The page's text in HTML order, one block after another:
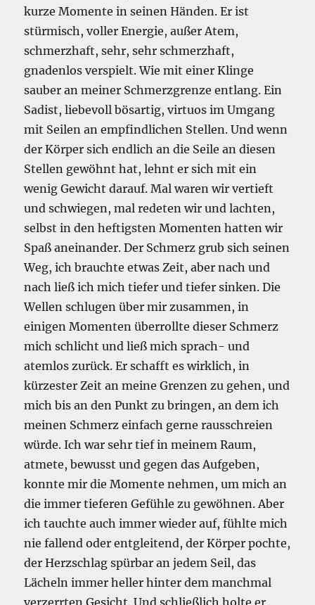
kurze Momente in seinen Händen. Er ist
stürmisch, voller Energie, außer Atem,
schmerzhaft, sehr, sehr schmerzhaft,
gnadenlos verspielt. Wie mit einer Klinge
sauber an meiner Schmerzgrenze entlang. Ein
Sadist, liebevoll bösartig, virtuos im Umgang
mit Seilen an empfindlichen Stellen. Und wenn
der Körper sich endlich an die Seile an diesen
Stellen gewöhnt hat, lehnt er sich mit ein
wenig Gewicht darauf. Mal waren wir vertieft
und schwiegen, mal redeten wir und lachten,
selbst in den heftigsten Momenten hatten wir
Spaß aneinander. Der Schmerz grub sich seinen
Weg, ich brauchte etwas Zeit, aber nach und
nach ließ ich mich tiefer und tiefer sinken. Die
Wellen schlugen über mir zusammen, in
einigen Momenten überrollte dieser Schmerz
mich schlicht und ließ mich sprach- und
atemlos zurück. Er schafft es wirklich, in
kürzester Zeit an meine Grenzen zu gehen, und
mich bis an den Punkt zu bringen, an dem ich
meinen Schmerz einfach gerne rausschreien
würde. Ich war sehr tief in meinem Raum,
atmete, bewusst und gegen das Aufgeben,
konnte mir die Momente nehmen, um mich an
die immer tieferen Gefühle zu gewöhnen. Aber
ich tauchte auch immer wieder auf, fühlte mich
nie fallend oder entgleitend, der Körper pochte,
der Herzschlag spürbar an jedem Seil, das
Lächeln immer heller hinter dem manchmal